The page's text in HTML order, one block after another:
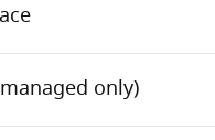
only)